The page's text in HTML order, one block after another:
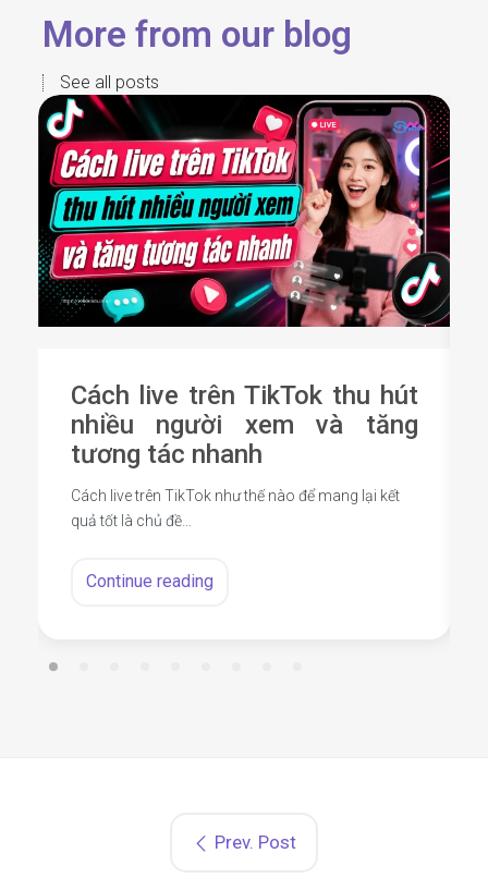
More from our blog
See all posts
Cách live trên TikTok thu hút
nhiều người xem và tăng
tương tác nhanh
Cách live trên TikTok như thế nào để mang lại kết
quả tốt là chủ đề…
Continue reading
Prev. Post